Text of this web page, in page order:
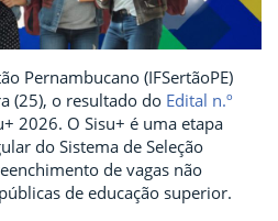
Pernambucano (IFSertãoPE)
(25), o resultado do Edital n.º
2026. O Sisu+ é uma etapa
do Sistema de Seleção
de vagas não
de educação superior.